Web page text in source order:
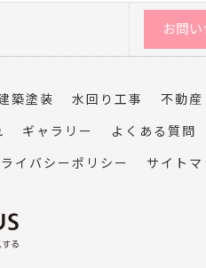
お問
築塗装 水回り工事 不動産
ギャラリー よくある質問
イバシーポリシー サイトマ